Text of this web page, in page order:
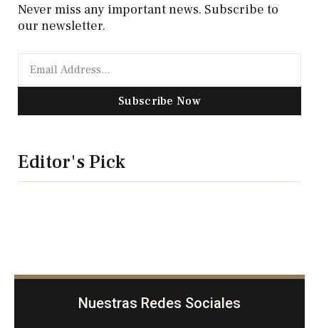
Never miss any important news. Subscribe to
our newsletter.
Subscribe Now
Editor's Pick
Nuestras Redes Sociales